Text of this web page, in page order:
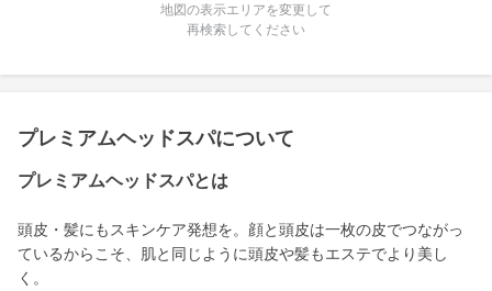
地図の表示エリアを変更して
再検索してください
プレミアムヘッドスパについて
プレミアムヘッドスパとは
頭皮・髪にもスキンケア発想を。顔と頭皮は一枚の皮でつながっ
ているからこそ、肌と同じように頭皮や髪もエステでより美し
く。